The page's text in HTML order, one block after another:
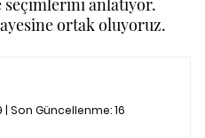
anlatıyor.
ortak oluyoruz.
| Son Güncellenme:16